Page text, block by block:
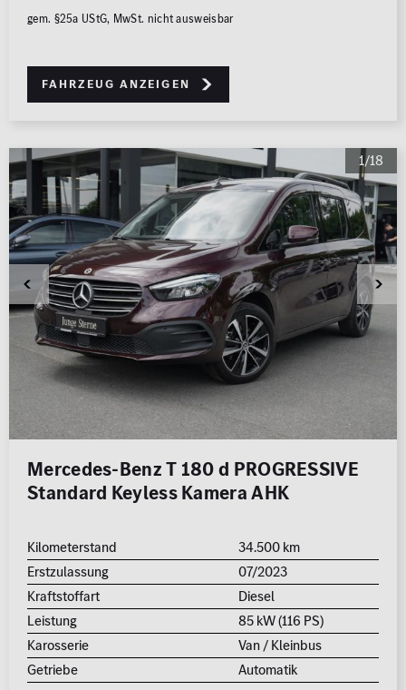
gem. §25a UStG, MwSt. nicht ausweisbar
Fahrzeug anzeigen
1/18
Mercedes-Benz T 180 d PROGRESSIVE
Standard Keyless Kamera AHK
Kilometerstand
34.500 km
Erstzulassung
07/2023
Kraftstoffart
Diesel
Leistung
85 kW (116 PS)
Karosserie
Van / Kleinbus
Getriebe
Automatik